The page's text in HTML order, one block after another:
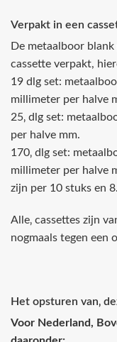
Verpakt in een
De metaalboor
cassette verpakt,
19 dlg set:
millimeter per halve
25‚ dlg set:
per halve mm.
170‚ dlg set:
millimeter per halve
zijn per 10 stuks en
Alle‚ cassettes zijn
nogmaals tegen een
Het opsturen van‚
Voor Nederland,